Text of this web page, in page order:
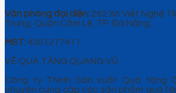
Văn phòng đại diện: 262 Xô Viết Nghệ
Trung, Quận Cẩm Lệ, TP. Đà Nẵng.
MST: 4001217411
VỀ QUÀ TẶNG QUANG VŨ
Công ty TNHH Sản xuất Quà tặng
chuyên cung cấp các sản phẩm quà